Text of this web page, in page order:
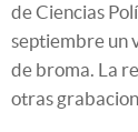
de Ciencias
septiembre un
de broma. La
otras